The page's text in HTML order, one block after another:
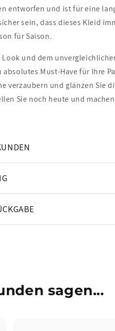
entworfen und ist für eine
sein, dass dieses Kleid
für Saison.
und dem
absolutes Must-Have für Ihre
verzaubern und glänzen Sie
Sie noch heute und
sagen...